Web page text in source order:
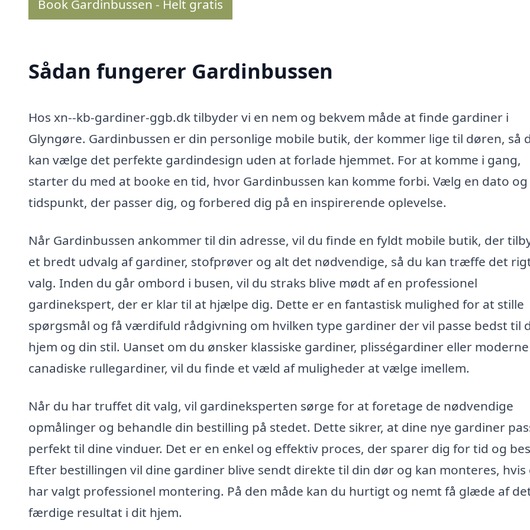
Book Gardinbussen - Helt gratis
Sådan fungerer Gardinbussen
Hos xn--kb-gardiner-ggb.dk tilbyder vi en nem og bekvem måde at finde gardiner i
Glyngøre. Gardinbussen er din personlige mobile butik, der kommer lige til døren, så
kan vælge det perfekte gardindesign uden at forlade hjemmet. For at komme i gang,
starter du med at booke en tid, hvor Gardinbussen kan komme forbi. Vælg en dato
tidspunkt, der passer dig, og forbered dig på en inspirerende oplevelse.
Når Gardinbussen ankommer til din adresse, vil du finde en fyldt mobile butik, der
et bredt udvalg af gardiner, stofprøver og alt det nødvendige, så du kan træffe det
valg. Inden du går ombord i busen, vil du straks blive mødt af en professionel
gardinekspert, der er klar til at hjælpe dig. Dette er en fantastisk mulighed for at stille
spørgsmål og få værdifuld rådgivning om hvilken type gardiner der vil passe bedst til
hjem og din stil. Uanset om du ønsker klassiske gardiner, plisségardiner eller moderne
canadiske rullegardiner, vil du finde et væld af muligheder at vælge imellem.
Når du har truffet dit valg, vil gardineksperten sørge for at foretage de nødvendige
opmålinger og behandle din bestilling på stedet. Dette sikrer, at dine nye gardiner
perfekt til dine vinduer. Det er en enkel og effektiv proces, der sparer dig for tid og
Efter bestillingen vil dine gardiner blive sendt direkte til din dør og kan monteres, hvis
har valgt professionel montering. På den måde kan du hurtigt og nemt få glæde af
færdige resultat i dit hjem.